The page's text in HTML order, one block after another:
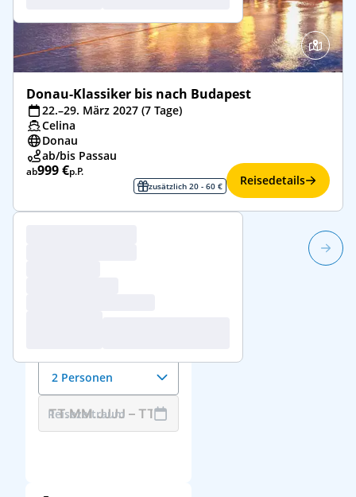
2 Personen
Reisezeitraum
Donau-Klassiker bis nach Budapest
22.–29. März 2027 (7 Tage)
Celina
Donau
ab/bis Passau
ab999 €p.P.
zusätzlich 20 - 60 € Reisedetails